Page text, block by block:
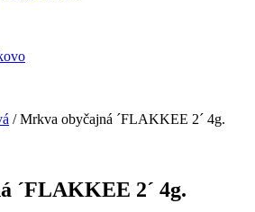
/ Mrkva obyčajná ´FLAKKEE 2´ 4g.
´FLAKKEE 2´ 4g.